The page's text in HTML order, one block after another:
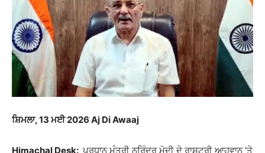
ਸ਼ਿਮਲਾ, 13 ਮਈ 2026 Aj Di Awaaj
Himachal Desk: ਪ੍ਰਧਾਨ ਮੰਤਰੀ ਨਰਿੰਦਰ ਮੋਦੀ ਦੇ ਰਾਸ਼ਟਰੀ ਆਹਵਾਨ ’ਤੇ